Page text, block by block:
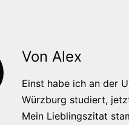
Von Alex
Einst habe ich an der
Würzburg studiert,
Mein Lieblingszitat